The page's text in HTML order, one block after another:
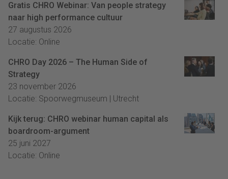
Gratis CHRO Webinar: Van people strategy
naar high performance cultuur
27 augustus 2026
Locatie: Online
CHRO Day 2026 – The Human Side of
Strategy
23 november 2026
Locatie: Spoorwegmuseum | Utrecht
Kijk terug: CHRO webinar human capital als
boardroom-argument
25 juni 2027
Locatie: Online